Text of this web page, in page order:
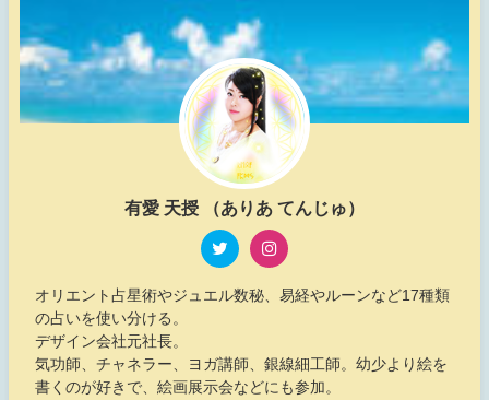
有愛 天授 （ありあ てんじゅ）
オリエント占星術やジュエル数秘、易経やルーンなど17種類
の占いを使い分ける。
デザイン会社元社長。
気功師、チャネラー、ヨガ講師、銀線細工師。幼少より絵を
書くのが好きで、絵画展示会などにも参加。